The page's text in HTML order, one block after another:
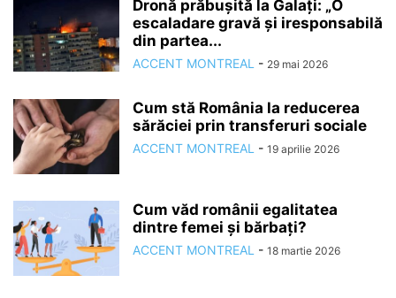
Dronă prăbușită la Galați: „O
escaladare gravă şi iresponsabilă
din partea...
ACCENT MONTREAL - 29 mai 2026
Cum stă România la reducerea
sărăciei prin transferuri sociale
ACCENT MONTREAL - 19 aprilie 2026
Cum văd românii egalitatea
dintre femei și bărbați?
ACCENT MONTREAL - 18 martie 2026